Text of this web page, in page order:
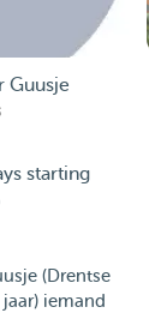
Guusje
starting
(Drentse
iemand